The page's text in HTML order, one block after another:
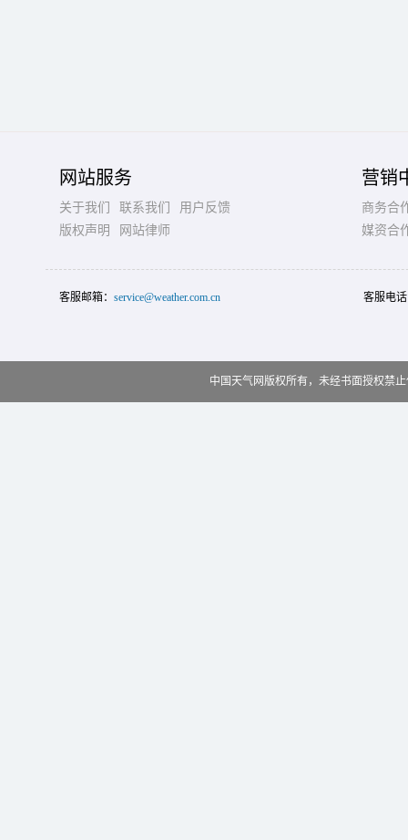
网站服务
关于我们 联系我们
用户反馈
版权声明
网站律师
营销
商务合
媒资合
客服邮箱： service@weather.com.cn 客服电
中国天气网版权所有，未经书面授权